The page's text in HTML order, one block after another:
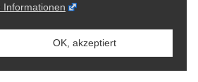
Informationen
OK, akzeptiert